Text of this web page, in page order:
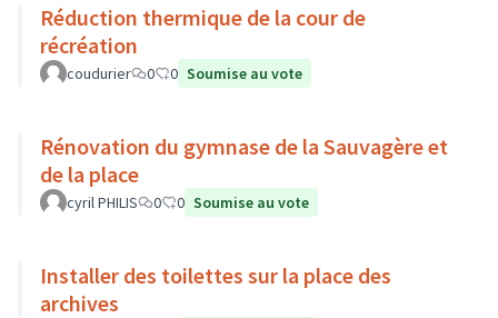
Réduction thermique de la cour de
récréation
coudurier 0 0 Soumise au vote
Rénovation du gymnase de la Sauvagère et
de la place
cyril PHILIS 0 0 Soumise au vote
Installer des toilettes sur la place des
archives